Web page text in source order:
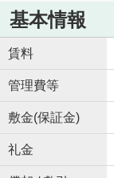
基本情報
賃料
管理費等
敷金(保証金)
礼金